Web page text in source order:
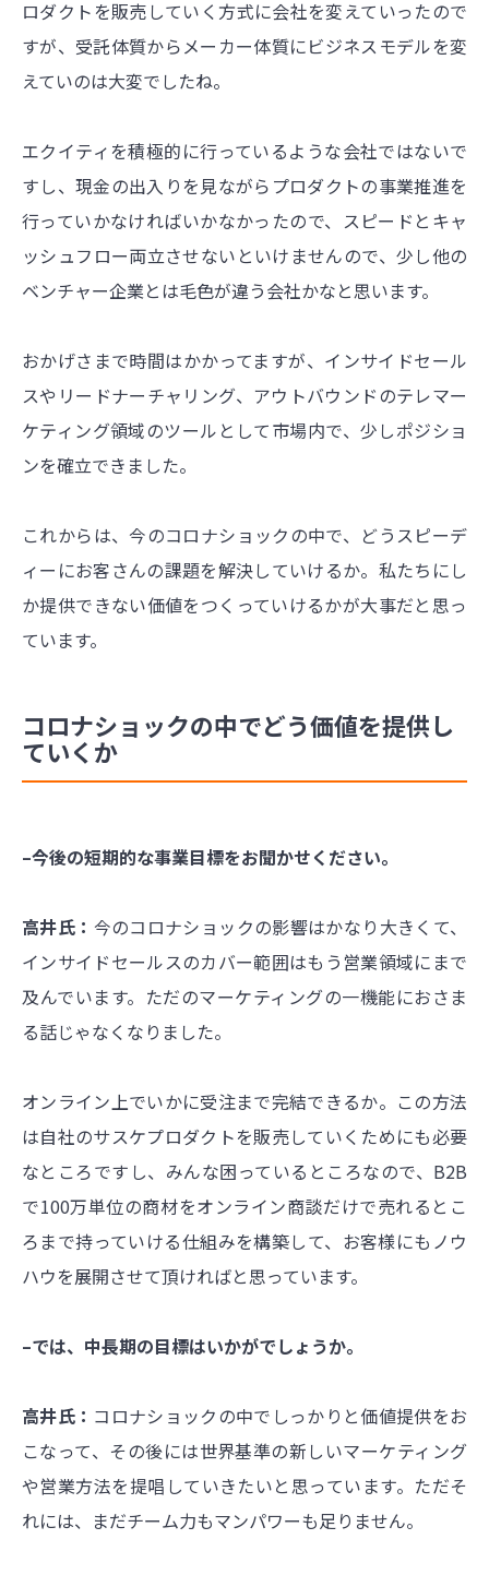
ロダクトを販売していく方式に会社を変えていったので
すが、 受託体質からメーカー体質にビジネスモデルを変
えていのは大変でしたね。
エクイティを積極的に行っているような会社ではないで
すし、現金の出入りを見ながらプロダクトの事業推進を
行っていかなければいかなかったので、スピードとキャ
ッシュフロー両立させないといけませんので、少し他の
ベンチャー企業とは毛色が違う会社かなと思います。
おかげさまで時間はかかってますが、インサイドセール
スやリードナーチャリング、アウトバウンドのテレマー
ケティング領域のツールとして市場内で、少しポジショ
ンを確立できました。
これからは、今のコロナショックの中で、どうスピーデ
ィーにお客さんの課題を解決していけるか。私たちにし
か提供できない価値をつくっていけるかが大事だと思っ
ています。
コロナショックの中でどう価値を提供し
ていくか
–今後の短期的な事業目標をお聞かせください。
高井氏： 今のコロナショックの影響はかなり大きくて、
インサイドセールスのカバー範囲はもう営業領域にまで
及んでいます。ただのマーケティングの一機能におさま
る話じゃなくなりました。
オンライン上でいかに受注まで完結できるか。この方法
は自社のサスケプロダクトを販売していくためにも必要
なところですし、みんな困っているところなので、 B2B
で100万単位の商材をオンライン商談だけで売れるとこ
ろまで持っていける仕組みを構築して、お客様にもノウ
ハウを展開させて頂ければと思っています。
–では、中長期の目標はいかがでしょうか。
高井氏： コロナショックの中でしっかりと価値提供をお
こなって、その後には世界基準の新しいマーケティング
や営業方法を提唱していきたいと思っています。ただそ
れには、まだチーム力もマンパワーも足りません。